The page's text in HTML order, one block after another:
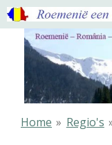
Ga
direct
naar
hoofdinhoud
Home » Regio's